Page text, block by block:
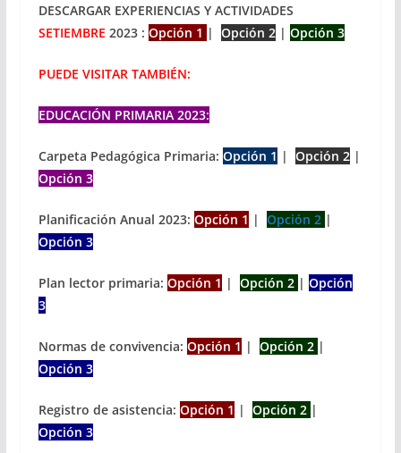
DESCARGAR EXPERIENCIAS Y ACTIVIDADES
SETIEMBRE 2023 : Opción 1 | Opción 2| Opción 3
PUEDE VISITAR TAMBIÉN:
EDUCACIÓN PRIMARIA 2023:
Carpeta Pedagógica Primaria: Opción 1 | Opción 2|
Opción 3
Planificación Anual 2023: Opción 1 | Opción 2 |
Opción 3
Plan lector primaria: Opción 1 | Opción 2 | Opción
3
Normas de convivencia: Opción 1 | Opción 2 |
Opción 3
Registro de asistencia: Opción 1 | Opción 2 |
Opción 3